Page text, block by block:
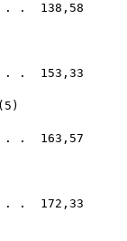
138,58
153,33
5 )
163,57
172,33